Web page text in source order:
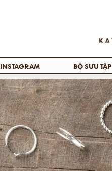
INSTAGRAM BỘ SƯU TẬP